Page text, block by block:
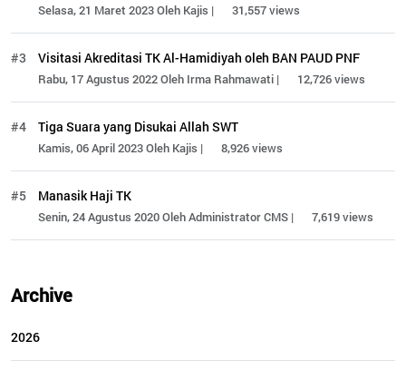
Selasa, 21 Maret 2023 Oleh Kajis | 31,557 views
#3 Visitasi Akreditasi TK Al-Hamidiyah oleh BAN PAUD PNF
Rabu, 17 Agustus 2022 Oleh Irma Rahmawati | 12,726 views
#4 Tiga Suara yang Disukai Allah SWT
Kamis, 06 April 2023 Oleh Kajis | 8,926 views
#5 Manasik Haji TK
Senin, 24 Agustus 2020 Oleh Administrator CMS | 7,619 views
Archive
2026